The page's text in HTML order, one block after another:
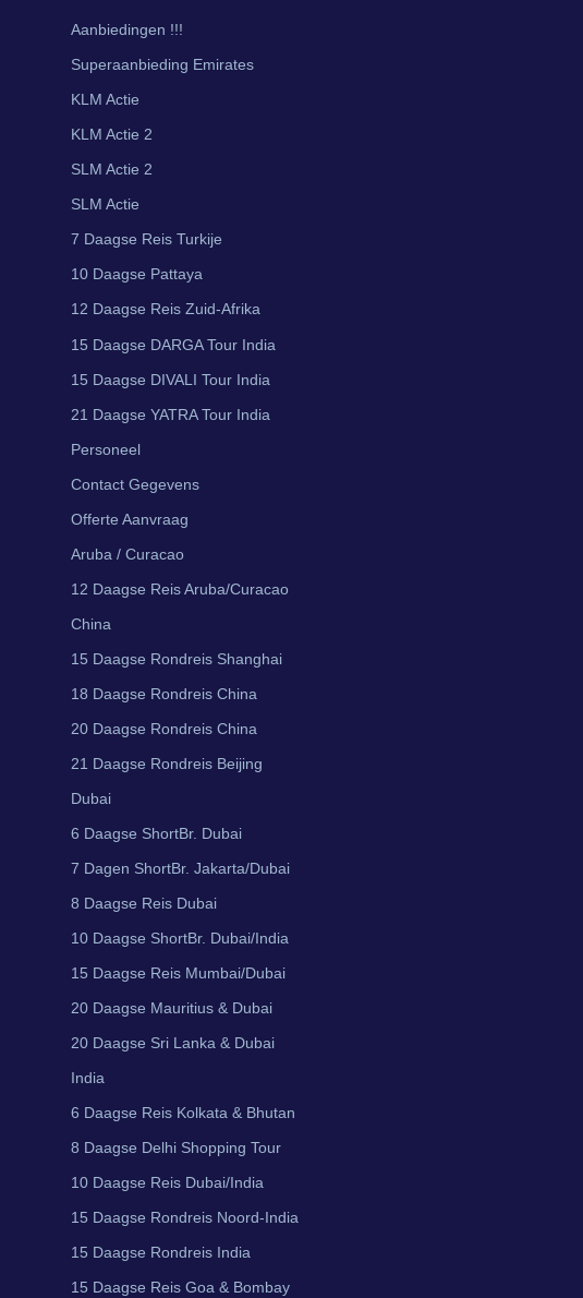
Aanbiedingen !!!
Superaanbieding Emirates
KLM Actie
KLM Actie 2
SLM Actie 2
SLM Actie
7 Daagse Reis Turkije
10 Daagse Pattaya
12 Daagse Reis Zuid-Afrika
15 Daagse DARGA Tour India
15 Daagse DIVALI Tour India
21 Daagse YATRA Tour India
Personeel
Contact Gegevens
Offerte Aanvraag
Aruba / Curacao
12 Daagse Reis Aruba/Curacao
China
15 Daagse Rondreis Shanghai
18 Daagse Rondreis China
20 Daagse Rondreis China
21 Daagse Rondreis Beijing
Dubai
6 Daagse ShortBr. Dubai
7 Dagen ShortBr. Jakarta/Dubai
8 Daagse Reis Dubai
10 Daagse ShortBr. Dubai/India
15 Daagse Reis Mumbai/Dubai
20 Daagse Mauritius & Dubai
20 Daagse Sri Lanka & Dubai
India
6 Daagse Reis Kolkata & Bhutan
8 Daagse Delhi Shopping Tour
10 Daagse Reis Dubai/India
15 Daagse Rondreis Noord-India
15 Daagse Rondreis India
15 Daagse Reis Goa & Bombay